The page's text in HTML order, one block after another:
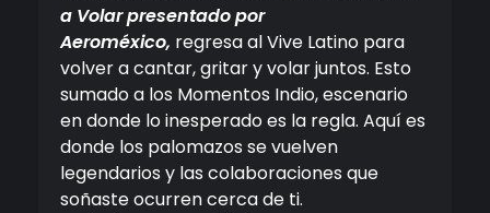
a Volar presentado por
Aeroméxico, regresa al Vive Latino para
volver a cantar, gritar y volar juntos. Esto
sumado a los Momentos Indio, escenario
en donde lo inesperado es la regla. Aquí es
donde los palomazos se vuelven
legendarios y las colaboraciones que
soñaste ocurren cerca de ti.